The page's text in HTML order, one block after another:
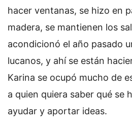
hacer ventanas, se hizo en
madera, se mantienen los
acondicionó el año pasado
lucanos, y ahí se están
Karina se ocupó mucho de
a quien quiera saber qué se
ayudar y aportar ideas.